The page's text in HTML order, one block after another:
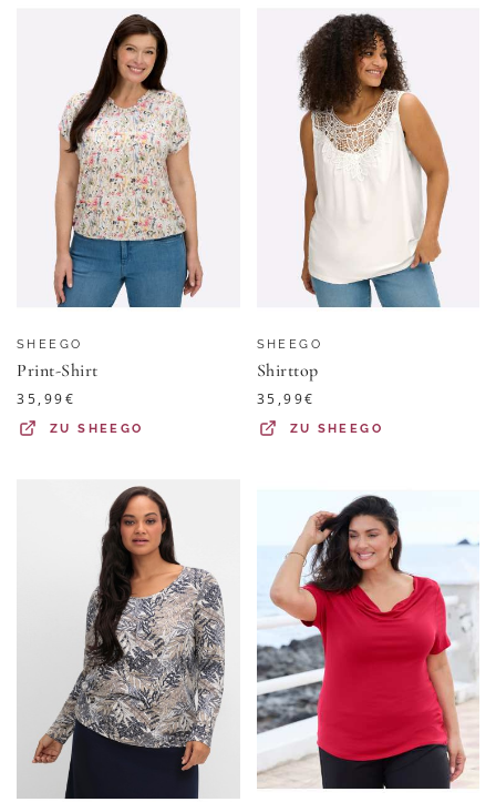
SHEEGO
Print-Shirt
35,99€
ZUSHEEGO
SHEEGO
Shirttop
35,99€
ZU SHEEGO